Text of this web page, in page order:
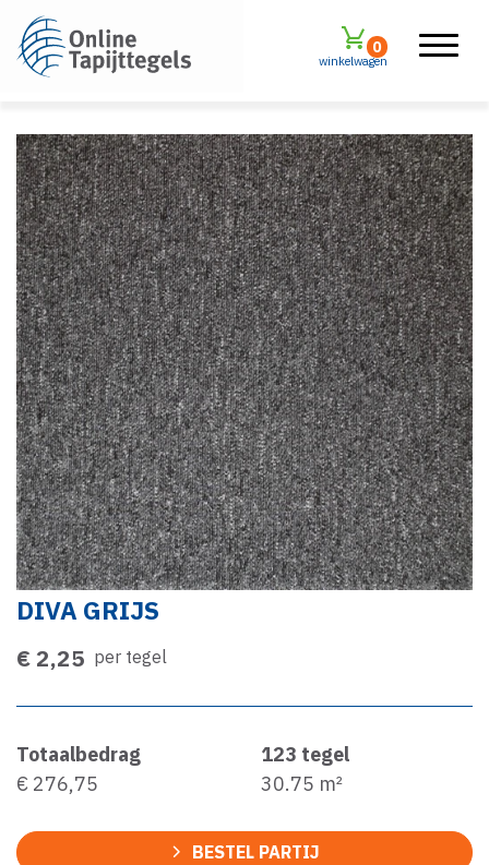
winkelwagen
0
DIVA GRIJS
€ 2,25 per tegel
Totaalbedrag
€ 276,75
123 tegel
30.75 m²
BESTEL PARTIJ